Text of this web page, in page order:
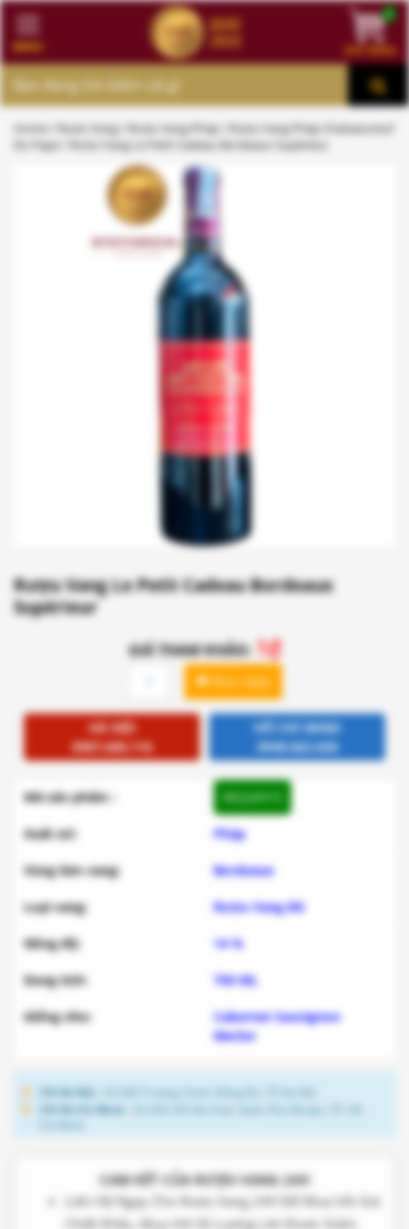
MENU
0
GIỎ HÀNG
MENU
Home Rượu Vang/ Rượu Vang Pháp
Rượu Vang Pháp Chateauneuf
Du Pape
/ Rượu Vang Le Petit Cadeau Bordeaux Supérieur
Rượu Vang Le Petit Cadeau Bordeaux
Supérieur
GIÁ THAM KHẢO: 1₫
Le
Petit
Cadeau
Bordeaux
Mua ngay
HÀ NỘI
0987.680.116
HỒ CHÍ MINH
0948.662.658
Mã sản phẩm : WG24H15
Xuất xứ: Pháp
Vùng làm vang: Bordeaux
Loại vang: Rượu Vang Đỏ
Nồng độ: 14 %
Dung tích: 750 ML
Giống nho:
Cabernet Sauvignon
Merlot
CN Hà Nội
CN Hồ Chí Minh
CAM KẾT CỦA RƯỢU VANG 24H
Liên Hệ Ngay Cho Rượu Vang 24H Để Mua Với Giá
Chiết Khấu, Mua Với Số Lượng Lớn Được Giảm